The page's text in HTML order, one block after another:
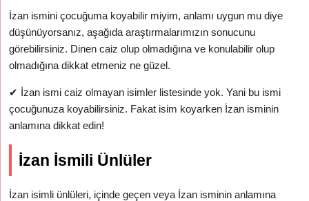
İzan ismini çocuğuma koyabilir miyim, anlamı uygun mu diye
düşünüyorsanız, aşağıda araştırmalarımızın sonucunu
görebilirsiniz. Dinen caiz olup olmadığına ve konulabilir olup
olmadığına dikkat etmeniz ne güzel.
✔ İzan ismi caiz olmayan isimler listesinde yok. Yani bu ismi
çocuğunuza koyabilirsiniz. Fakat isim koyarken İzan isminin
anlamına dikkat edin!
İzan İsmili Ünlüler
İzan isimli ünlüleri, içinde geçen veya İzan isminin anlamına